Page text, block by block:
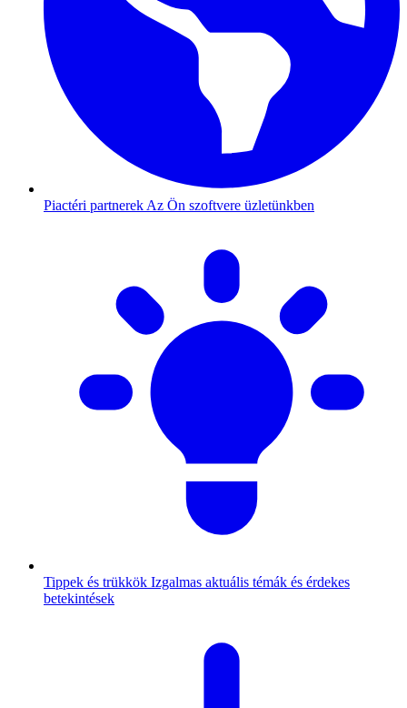
Piactéri partnerek Az Ön szoftvere üzletünkben
Tippek és trükkök Izgalmas aktuális témák és érdekes
betekintések